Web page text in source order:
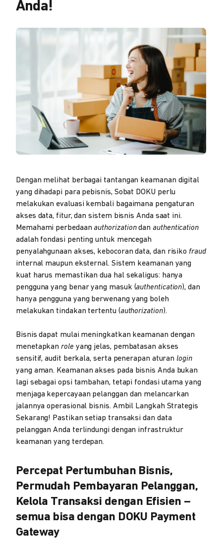
Anda!
Dengan melihat berbagai tantangan keamanan digital
yang dihadapi para pebisnis, Sobat DOKU perlu
melakukan evaluasi kembali bagaimana pengaturan
akses data, fitur, dan sistem bisnis Anda saat ini.
Memahami perbedaanauthorizationdanauthentication
adalah fondasi penting untuk mencegah
penyalahgunaan akses, kebocoran data, dan risiko fraud
internal maupun eksternal. Sistem keamanan yang
kuat harus memastikan dua hal sekaligus: hanya
pengguna yang benar yang masuk (authentication), dan
hanya pengguna yang berwenang yang boleh
melakukan tindakan tertentu (authorization).
Bisnis dapat mulai meningkatkan keamanan dengan
menetapkanrole yang jelas, pembatasan akses
sensitif, audit berkala, serta penerapan aturan login
yang aman. Keamanan akses pada bisnis Anda bukan
lagi sebagai opsi tambahan, tetapi fondasi utama yang
menjaga kepercayaan pelanggan dan melancarkan
jalannya operasional bisnis. Ambil Langkah Strategis
Sekarang! Pastikan setiap transaksi dan data
pelanggan Anda terlindungi dengan infrastruktur
keamanan yang terdepan.
Percepat Pertumbuhan Bisnis,
Permudah Pembayaran Pelanggan,
Kelola Transaksi dengan Efisien –
semua bisa dengan DOKU Payment
Gateway